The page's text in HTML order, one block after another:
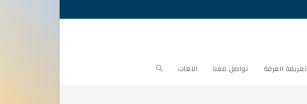
تعريفة الغرفة تواصل معنا اللغات Toggle